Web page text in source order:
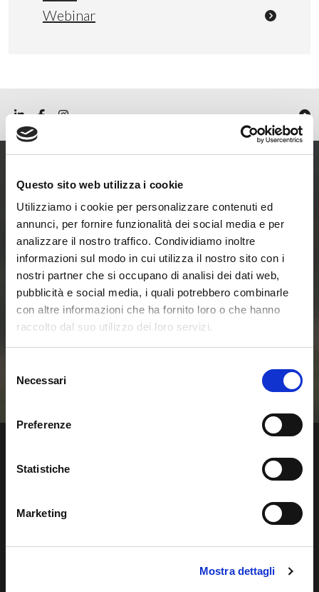
Questo sito web utilizza i cookie
Utilizziamo i cookie per personalizzare contenuti ed
annunci, per fornire funzionalità dei social media e per
analizzare il nostro traffico. Condividiamo inoltre
informazioni sul modo in cui utilizza il nostro sito con i
nostri partner che si occupano di analisi dei dati web,
pubblicità e social media, i quali potrebbero combinarle
con altre informazioni che ha fornito loro o che hanno
raccolto dal suo utilizzo dei loro servizi.
delNecessari
Preferenze
Statistiche
Marketing
Mostra dettagli
Webinar
Entra ora nel mondo
delle Smart Home e
delle Comunità
Energetiche
Rinnovabili
Contattaci
innovativo di gestione dell’energia rinnovabile.